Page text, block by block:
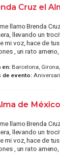
Cruz el
llamo Brenda
llevando un
mi voz, hace de
, un rato
en:Barcelona,
de evento:
de
llamo Brenda
llevando un
mi voz, hace de
, un rato ameno,